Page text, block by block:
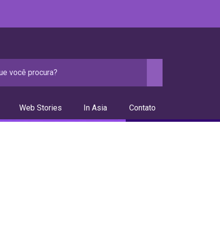
Web Stories In Asia Contato